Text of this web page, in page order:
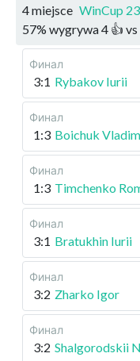
4 miejsce WinCup
57% wygrywa4 👍 vs
Финал
3:1 Rybakov Iurii
Финал
1:3 Boichuk
Финал
1:3 Timchenko
Финал
3:1 Bratukhin Iurii
Финал
3:2 Zharko Igor
Финал
3:2 Shalgorodskii